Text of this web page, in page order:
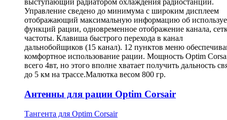
выступающий радиатором охлаждения радиостанции.
Управление сведено до минимума с широким дисплеем
отображающий максимальную информацию об
функций рации, одновременное отображение канала,
частоты. Клавиша быстрого перехода в канал
дальнобойщиков (15 канал). 12 пунктов меню
комфортное использование рации. Мощность Optim
всего 4вт, но этого вполне хватает получить дальность
до 5 км на трассе.Малютка весом 800 гр.
Антенны для рации Optim Corsair
Тангента для Optim Corsair